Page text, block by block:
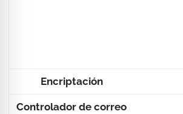
Encriptación
Controlador de correo